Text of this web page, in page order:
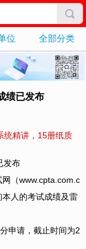
位 全部分类
绩已发布
统精讲，15册纸质
发布
（www.cpta.com.c
本人的考试成绩及雷
申请，截止时间为2